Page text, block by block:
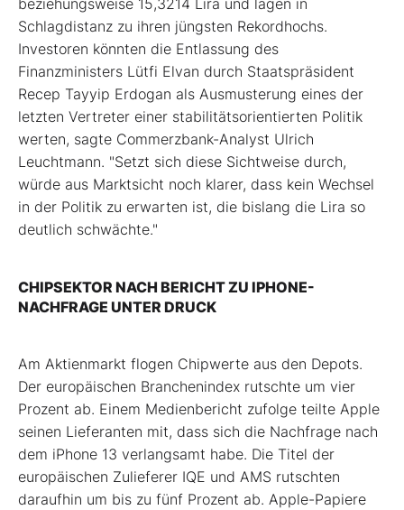
beziehungsweise 15,3214 Lira und lagen in
Schlagdistanz zu ihren jüngsten Rekordhochs.
Investoren könnten die Entlassung des
Finanzministers Lütfi Elvan durch Staatspräsident
Recep Tayyip Erdogan als Ausmusterung eines der
letzten Vertreter einer stabilitätsorientierten Politik
werten, sagte Commerzbank-Analyst Ulrich
Leuchtmann. "Setzt sich diese Sichtweise durch,
würde aus Marktsicht noch klarer, dass kein Wechsel
in der Politik zu erwarten ist, die bislang die Lira so
deutlich schwächte."
CHIPSEKTOR NACH BERICHT ZU IPHONE-
NACHFRAGE UNTER DRUCK
Am Aktienmarkt flogen Chipwerte aus den Depots.
Der europäischen Branchenindex rutschte um vier
Prozent ab. Einem Medienbericht zufolge teilte Apple
seinen Lieferanten mit, dass sich die Nachfrage nach
dem iPhone 13 verlangsamt habe. Die Titel der
europäischen Zulieferer IQE und AMS rutschten
daraufhin um bis zu fünf Prozent ab. Apple-Papiere